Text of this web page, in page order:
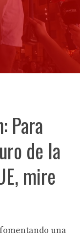
Para
de la
mire
una